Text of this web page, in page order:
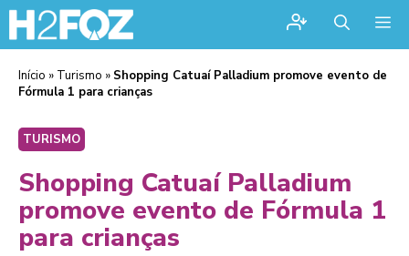
Início » Turismo » Shopping Catuaí Palladium promove evento de
Fórmula 1 para crianças
TURISMO
Shopping Catuaí Palladium
promove evento de Fórmula 1
para crianças